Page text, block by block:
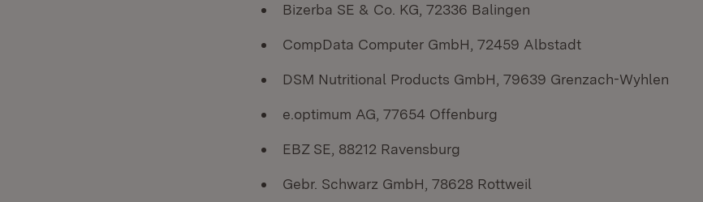
Bizerba SE & Co. KG, 72336 Balingen
CompData Computer GmbH, 72459 Albstadt
DSM Nutritional Products GmbH, 79639 Grenzach-Wyhlen
e.optimum AG, 77654 Offenburg
EBZ SE, 88212 Ravensburg
Gebr. Schwarz GmbH, 78628 Rottweil